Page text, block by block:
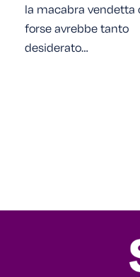
la macabra vendetta
forse avrebbe tanto
desiderato…